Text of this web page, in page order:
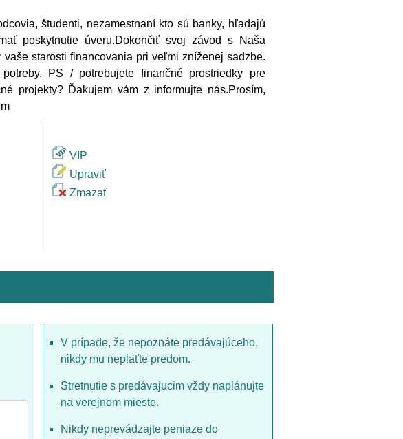
študenti, nezamestnaní kto sú banky, hľadajú
poskytnutie úveru.Dokončiť svoj závod s Naša
starosti financovania pri veľmi zníženej sadzbe.
PS / potrebujete finančné prostriedky pre
projekty? Ďakujem vám z informujte nás.Prosím,
VIP
Upraviť
Zmazať
V prípade, že nepoznáte predávajúceho,
nikdy mu neplaťte predom.
Stretnutie s predávajucim vždy naplánujte
na verejnom mieste.
Nikdy neprevádzajte peniaze do